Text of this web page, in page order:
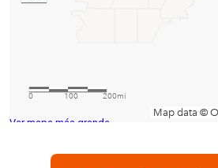
Ver mapa más grande